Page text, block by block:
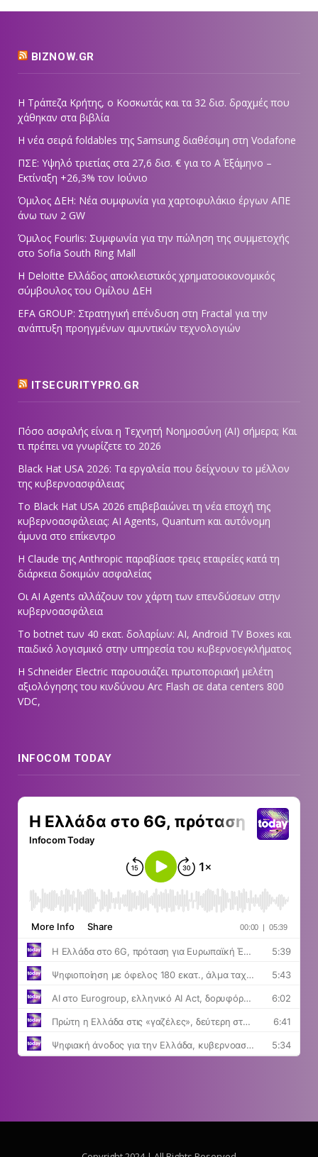
BIZNOW.GR
Η Τράπεζα Κρήτης, ο Κοσκωτάς και τα 32 δισ. δραχμές που
χάθηκαν στα βιβλία
Η νέα σειρά foldables της Samsung διαθέσιμη στη Vodafone
ΠΣΕ: Υψηλό τριετίας στα 27,6 δισ. € για το Α΄ Εξάμηνο –
Εκτίναξη +26,3% τον Ιούνιο
Όμιλος ΔΕΗ: Νέα συμφωνία για χαρτοφυλάκιο έργων ΑΠΕ
άνω των 2 GW
Όμιλος Fourlis: Συμφωνία για την πώληση της συμμετοχής
στο Sofia South Ring Mall
Η Deloitte Ελλάδος αποκλειστικός χρηματοοικονομικός
σύμβουλος του Ομίλου ΔΕΗ
EFA GROUP: Στρατηγική επένδυση στη Fractal για την
ανάπτυξη προηγμένων αμυντικών τεχνολογιών
ITSECURITYPRO.GR
Πόσο ασφαλής είναι η Τεχνητή Νοημοσύνη (AI) σήμερα; Και
τι πρέπει να γνωρίζετε το 2026
Black Hat USA 2026: Τα εργαλεία που δείχνουν το μέλλον
της κυβερνοασφάλειας
Το Black Hat USA 2026 επιβεβαιώνει τη νέα εποχή της
κυβερνοασφάλειας: AI Agents, Quantum και αυτόνομη
άμυνα στο επίκεντρο
Η Claude της Anthropic παραβίασε τρεις εταιρείες κατά τη
διάρκεια δοκιμών ασφαλείας
Οι AI Agents αλλάζουν τον χάρτη των επενδύσεων στην
κυβερνοασφάλεια
Το botnet των 40 εκατ. δολαρίων: AI, Android TV Boxes και
παιδικό λογισμικό στην υπηρεσία του κυβερνοεγκλήματος
Η Schneider Electric παρουσιάζει πρωτοποριακή μελέτη
αξιολόγησης του κινδύνου Arc Flash σε data centers 800
VDC,
INFOCOM TODAY